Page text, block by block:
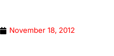
November 18, 2012